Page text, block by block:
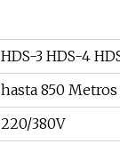
HDS-3 HDS-4
hasta 850
220/380V